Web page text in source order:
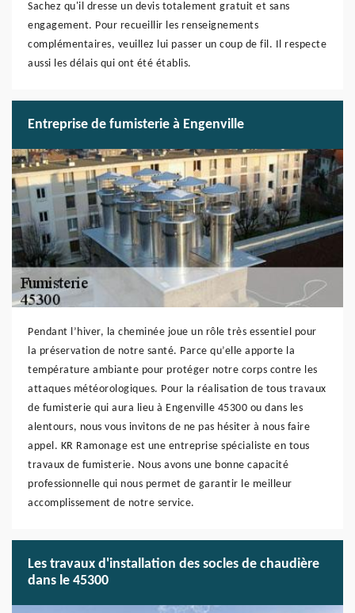
Sachez qu'il dresse un devis totalement gratuit et sans
engagement. Pour recueillir les renseignements
complémentaires, veuillez lui passer un coup de fil. Il respecte
aussi les délais qui ont été établis.
Entreprise de fumisterie à Engenville
Pendant l’hiver, la cheminée joue un rôle très essentiel pour
la préservation de notre santé. Parce qu’elle apporte la
température ambiante pour protéger notre corps contre les
attaques météorologiques. Pour la réalisation de tous travaux
de fumisterie qui aura lieu à Engenville 45300 ou dans les
alentours, nous vous invitons de ne pas hésiter à nous faire
appel. KR Ramonage est une entreprise spécialiste en tous
travaux de fumisterie. Nous avons une bonne capacité
professionnelle qui nous permet de garantir le meilleur
accomplissement de notre service.
Les travaux d'installation des socles de chaudière
dans le 45300